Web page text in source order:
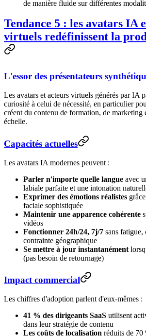
de manière fluide sur différentes
Tendance 5 : les avatars IA
virtuels redéfinissent la
L'essor des présentateurs
Les avatars et acteurs virtuels générés par IA
curiosité à celui de nécessité, en particulier
créent du contenu de formation, de marketing
échelle.
Capacités actuelles
Les avatars IA modernes peuvent :
Parler n'importe quelle langue avec
labiale parfaite et une intonation
Exprimer des émotions réalistes
faciale sophistiquée
Maintenir une apparence cohérente
vidéos
Fonctionner 24h/24, 7j/7 sans
contrainte géographique
Se mettre à jour instantanément
(pas besoin de retournage)
Impact commercial
Les chiffres d'adoption parlent d'eux-mêmes :
41 % des dirigeants SaaS utilisent
dans leur stratégie de contenu
Les coûts de localisation réduits de 70